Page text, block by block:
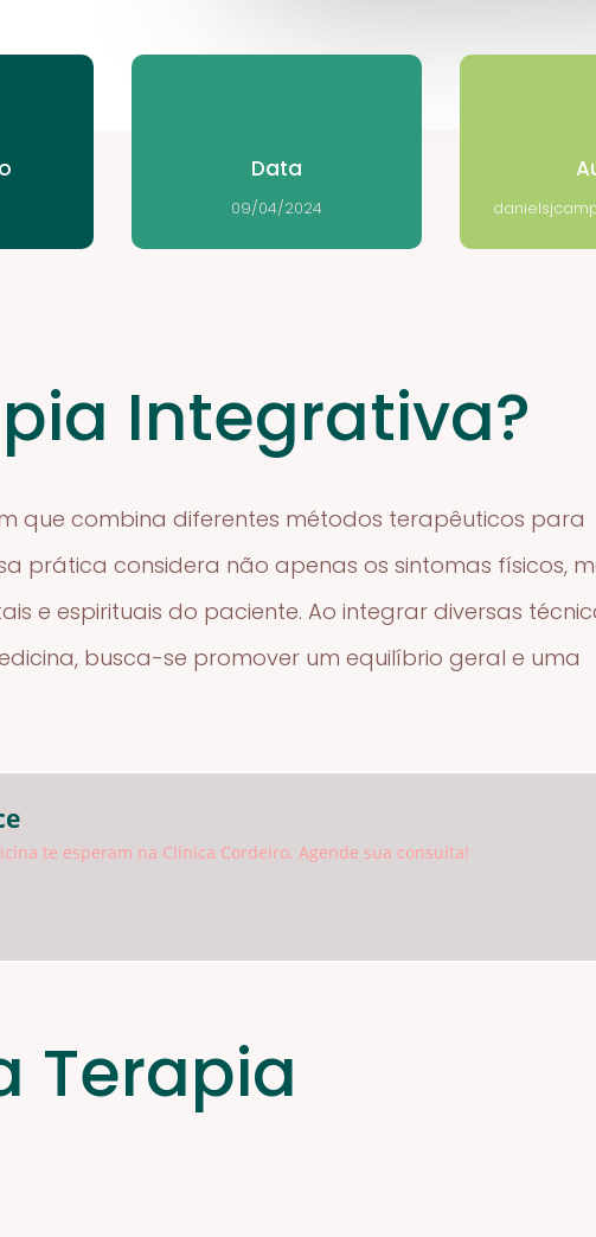
Data
09/04/2024
Integrativa?
que combina diferentes métodos terapêuticos para
prática considera não apenas os sintomas físicos,
e espirituais do paciente. Ao integrar diversas
busca-se promover um equilíbrio geral e uma
te esperam na Clínica Cordeiro. Agende sua consulta!
Terapia